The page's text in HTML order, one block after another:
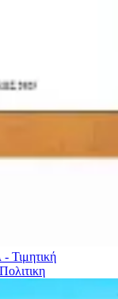
Τιμητική
Πολιτικη